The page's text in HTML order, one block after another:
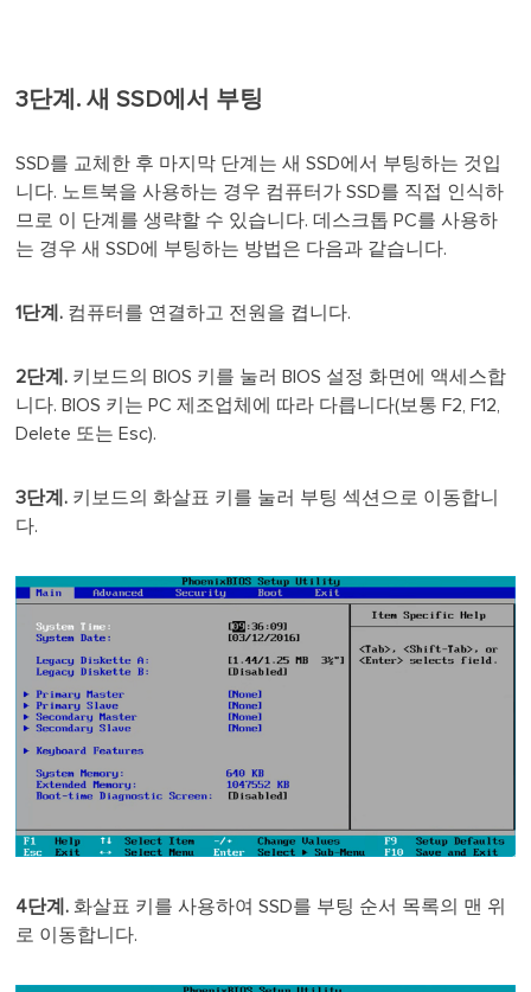
3단계. 새 SSD에서 부팅
SSD를 교체한 후 마지막 단계는 새 SSD에서 부팅하는 것입
니다. 노트북을 사용하는 경우 컴퓨터가 SSD를 직접 인식하
므로 이 단계를 생략할 수 있습니다. 데스크톱 PC를 사용하
는 경우 새 SSD에 부팅하는 방법은 다음과 같습니다.
1단계. 컴퓨터를 연결하고 전원을 켭니다.
2단계. 키보드의 BIOS 키를 눌러 BIOS 설정 화면에 액세스합
니다. BIOS 키는 PC 제조업체에 따라 다릅니다(보통 F2, F12,
Delete 또는 Esc).
3단계. 키보드의 화살표 키를 눌러 부팅 섹션으로 이동합니
다.
4단계. 화살표 키를 사용하여 SSD를 부팅 순서 목록의 맨 위
로 이동합니다.